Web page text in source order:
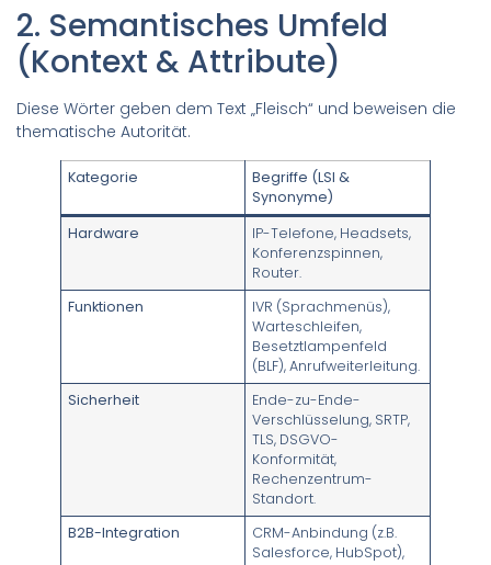
2. Semantisches Umfeld
(Kontext & Attribute)
Diese Wörter geben dem Text „Fleisch“ und beweisen die
thematische Autorität.
Kategorie
Begriffe (LSI &
Synonyme)
Hardware
IP-Telefone, Headsets,
Konferenzspinnen,
Router.
Funktionen
IVR (Sprachmenüs),
Warteschleifen,
Besetztlampenfeld
(BLF), Anrufweiterleitung.
Sicherheit
Ende-zu-Ende-
Verschlüsselung, SRTP,
TLS, DSGVO-
Konformität,
Rechenzentrum-
Standort.
B2B-Integration
CRM-Anbindung (z.B.
Salesforce, HubSpot),